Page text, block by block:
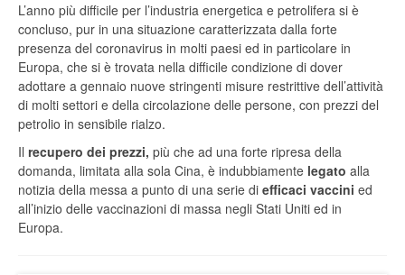
L’anno più difficile per l’industria energetica e petrolifera si è
concluso, pur in una situazione caratterizzata dalla forte
presenza del coronavirus in molti paesi ed in particolare in
Europa, che si è trovata nella difficile condizione di dover
adottare a gennaio nuove stringenti misure restrittive dell’attività
di molti settori e della circolazione delle persone, con prezzi del
petrolio in sensibile rialzo.
Il recupero dei prezzi, più che ad una forte ripresa della
domanda, limitata alla sola Cina, è indubbiamente legato alla
notizia della messa a punto di una serie di efficaci vaccini ed
all’inizio delle vaccinazioni di massa negli Stati Uniti ed in
Europa.